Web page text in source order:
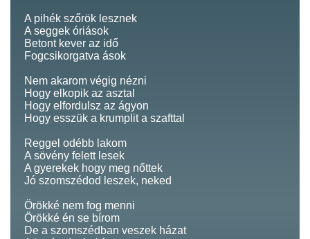
A pihék szőrök lesznek
A seggek óriások
Betont kever az idő
Fogcsikorgatva ások
Nem akarom végig nézni
Hogy elkopik az asztal
Hogy elfordulsz az ágyon
Hogy esszük a krumplit a szafttal
Reggel odébb lakom
A sövény felett lesek
A gyerekek hogy meg nőttek
Jó szomszédod leszek, neked
Örökké nem fog menni
Örökké én se bírom
De a szomszédban veszek házat